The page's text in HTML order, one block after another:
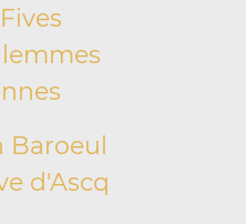
Baroeul
d'Ascq